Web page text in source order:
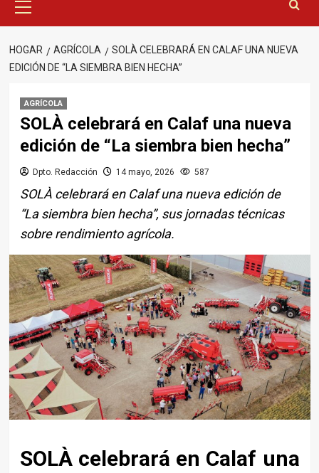
principal
HOGAR AGRÍCOLA
SOLÀ CELEBRARÁ EN CALAF UNA NUEVA
EDICIÓN DE “LA SIEMBRA BIEN HECHA”
AGRÍCOLA
SOLÀ celebrará en Calaf una nueva
edición de “La siembra bien hecha”
Dpto. Redacción 14 mayo, 2026 587
SOLÀ celebrará en Calaf una nueva edición de
“La siembra bien hecha”, sus jornadas técnicas
sobre rendimiento agrícola.
SOLÀ celebrará en Calaf una